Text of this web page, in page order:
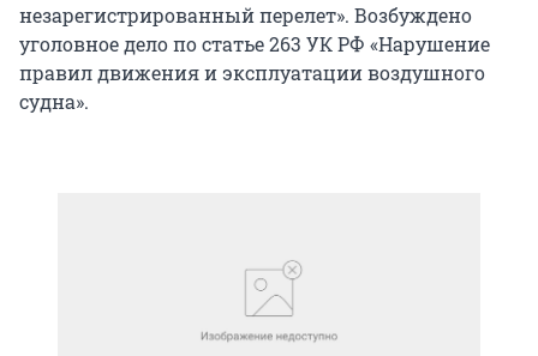
незарегистрированный перелет». Возбуждено
уголовное дело по статье 263 УК РФ «Нарушение
правил движения и эксплуатации воздушного
судна».